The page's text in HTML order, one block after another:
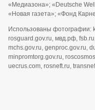
«Медиазона»; «Deutsche
«Новая газета»; «Фонд
Использованы фотографии:
rosguard.gov.ru, мвд.рф,
mchs.gov.ru, genproc.gov.ru,
minpromtorg.gov.ru,
uecrus.com, rosneft.ru,